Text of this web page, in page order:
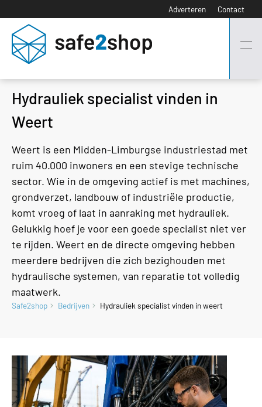
Adverteren Contact
Hydrauliek specialist vinden in
Weert
Weert is een Midden-Limburgse industriestad met
ruim 40.000 inwoners en een stevige technische
sector. Wie in de omgeving actief is met machines,
grondverzet, landbouw of industriële productie,
komt vroeg of laat in aanraking met hydrauliek.
Gelukkig hoef je voor een goede specialist niet ver
te rijden. Weert en de directe omgeving hebben
meerdere bedrijven die zich bezighouden met
hydraulische systemen, van reparatie tot volledig
maatwerk.
Safe2shop Bedrijven Hydrauliek specialist vinden in weert